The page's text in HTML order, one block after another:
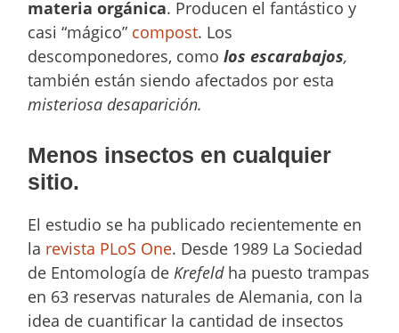
materia orgánica. Producen el fantástico y
casi “mágico” compost. Los
descomponedores, como los escarabajos,
también están siendo afectados por esta
misteriosa desaparición.
Menos insectos en cualquier
sitio.
El estudio se ha publicado recientemente en
la revista PLoS One. Desde 1989 La Sociedad
de Entomología deKrefeldha puesto trampas
en 63 reservas naturales de Alemania, con la
idea de cuantificar la cantidad de insectos